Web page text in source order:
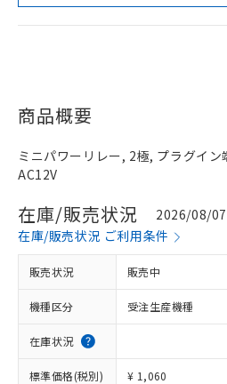
商品概要
ミニパワーリレー, 2極, プラグイ
AC12V
在庫/販売状況
2026/08/
在庫/販売状況 ご利用条件
販売状況 販売中
機種区分 受注生産機種
在庫状況
標準価格(税別) ¥ 1,060